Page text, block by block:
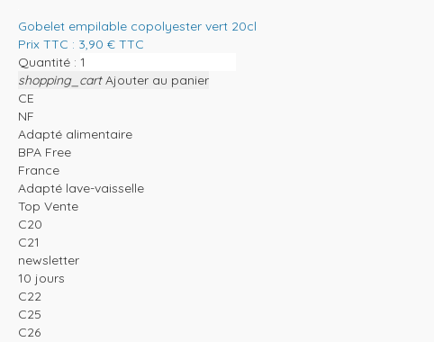
Gobelet empilable copolyester vert 20cl
Prix TTC : 3,90 € TTC
Quantité :
shopping_cart Ajouter au panier
CE
NF
Adapté alimentaire
BPA Free
France
Adapté lave-vaisselle
Top Vente
C20
C21
newsletter
10 jours
C22
C25
C26